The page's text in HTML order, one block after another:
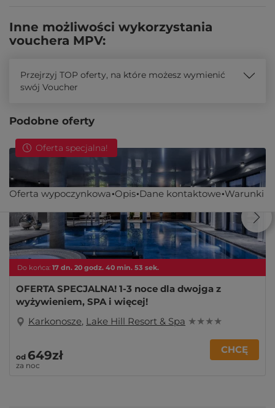
Oferta wypoczynkowa Opis Dane kontaktowe Warunki
Inne możliwości wykorzystania
vouchera MPV:
Przejrzyj TOP oferty, na które możesz wymienić
swój Voucher
Podobne oferty
Do końca: 17 dn. 20 godz. 40 min. 53 sek.
Oferta specjalna!
OFERTA SPECJALNA! 1-3 noce dla dwojga z
wyżywieniem, SPA i więcej!
Karkonosze, Lake Hill Resort & Spa ★ ★ ★ ★
od 649zł
za noc
CHCĘ